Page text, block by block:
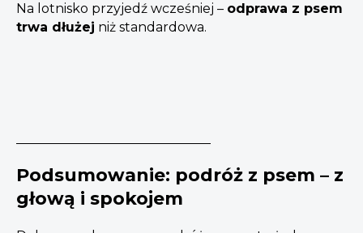
Na lotnisko przyjedź wcześniej – odprawa z psem
trwa dłużej niż standardowa.
Podsumowanie: podróż z psem – z
głową i spokojem